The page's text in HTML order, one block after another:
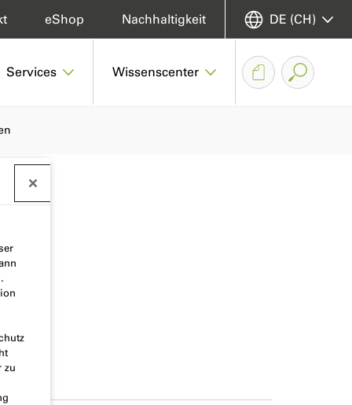
Services Wissenscenter
eShop Nachhaltigkeit DE (CH)
zu